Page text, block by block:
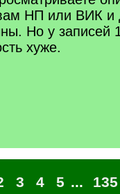
НП или ВИК и
Но у записей
хуже.
3 4 5 ...
135